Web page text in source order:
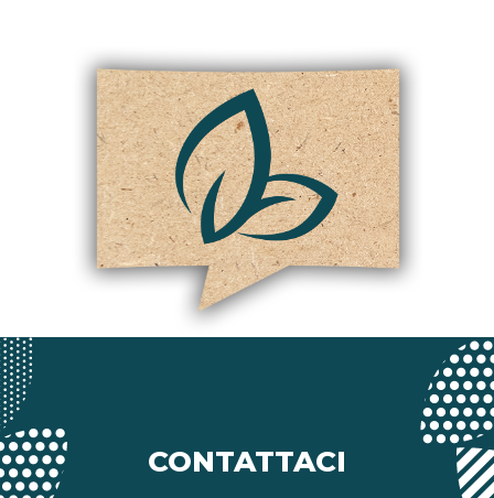
CONTATTACI